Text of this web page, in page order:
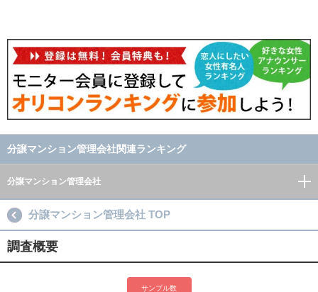
分譲マンション管理会社関連ランキング
分譲マンション管理会社
分譲マンション管理会社 TOP
調査概要
サンプル数